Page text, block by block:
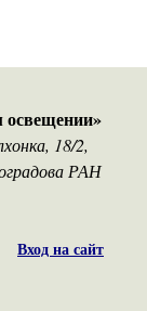
освещении»
18/2,
РАН
Вход на сайт